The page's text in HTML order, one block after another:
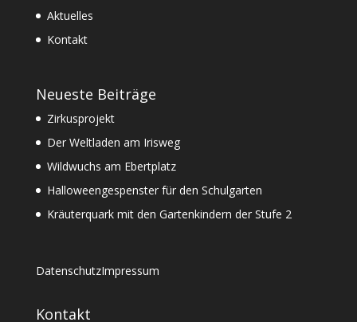
Aktuelles
Kontakt
Neueste Beiträge
Zirkusprojekt
Der Weltladen am Irisweg
Wildwuchs am Ebertplatz
Halloweengespenster für den Schulgarten
Kräuterquark mit den Gartenkindern der Stufe 2
DatenschutzImpressum
Kontakt